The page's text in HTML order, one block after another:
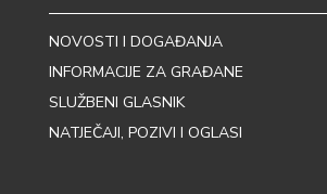
NOVOSTI I DOGAĐANJA
INFORMACIJE ZA GRAĐANE
SLUŽBENI GLASNIK
NATJEČAJI, POZIVI I OGLASI